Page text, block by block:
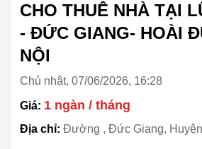
CHO THUÊ NHÀ TẠI
- ĐỨC GIANG- HOÀI
NỘI
Chủ nhật, 07/06/2026, 16:28
Giá: 1 ngàn / tháng
Địa chỉ: Đường , Đức Giang,